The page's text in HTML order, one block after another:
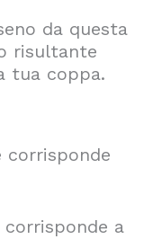
da questa
risultante
tua coppa.
corrisponde
a